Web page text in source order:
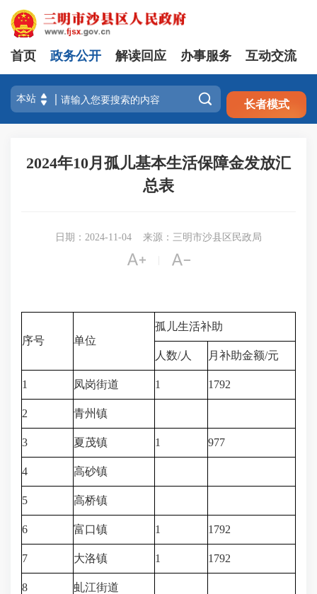
注册 登录
首页 政务公开 解读回应 办事服务 互动交流
 长者模式
2024年10月孤儿基本生活保障金发放汇
总表
日期：2024-11-04 来源：三明市沙县区民政局
 
序号 单位
孤儿生活补助
人数/人 月补助金额/元
1 凤岗街道 1 1792
2 青州镇
3 夏茂镇 1 977
4 高砂镇
5 高桥镇
6 富口镇 1 1792
7 大洛镇 1 1792
8 虬江街道